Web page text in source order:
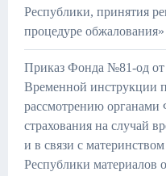
Республики, принятия
процедуре
Приказ Фонда №81-од от
Временной инструкции
рассмотрению органами
страхования на случай
и в связи с
Республики материалов